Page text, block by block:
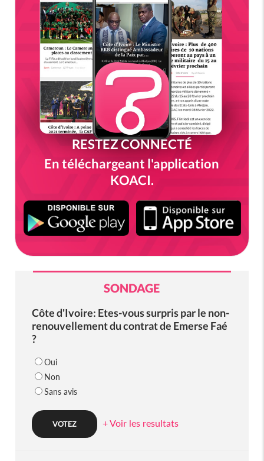
RESTEZ CONNECTÉ
En téléchargeant l'application
KOACI.
SONDAGE
Côte d'Ivoire: Etes-vous surpris par le non-
renouvellement du contrat de Emerse Faé
?
Oui
Non
Sans avis
+ Voir les resultats